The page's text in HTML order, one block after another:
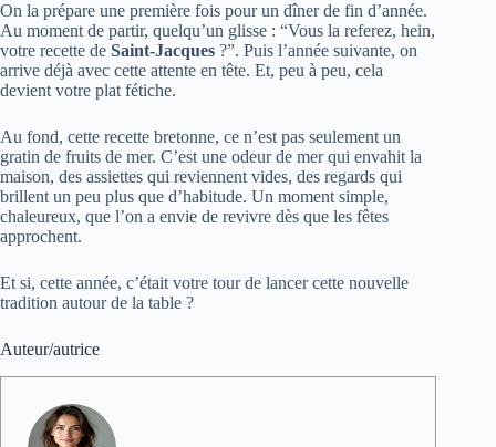
On la prépare une première fois pour un dîner de fin d’année.
Au moment de partir, quelqu’un glisse : “Vous la referez, hein,
votre recette de Saint-Jacques ?”. Puis l’année suivante, on
arrive déjà avec cette attente en tête. Et, peu à peu, cela
devient votre plat fétiche.
Au fond, cette recette bretonne, ce n’est pas seulement un
gratin de fruits de mer. C’est une odeur de mer qui envahit la
maison, des assiettes qui reviennent vides, des regards qui
brillent un peu plus que d’habitude. Un moment simple,
chaleureux, que l’on a envie de revivre dès que les fêtes
approchent.
Et si, cette année, c’était votre tour de lancer cette nouvelle
tradition autour de la table ?
Auteur/autrice